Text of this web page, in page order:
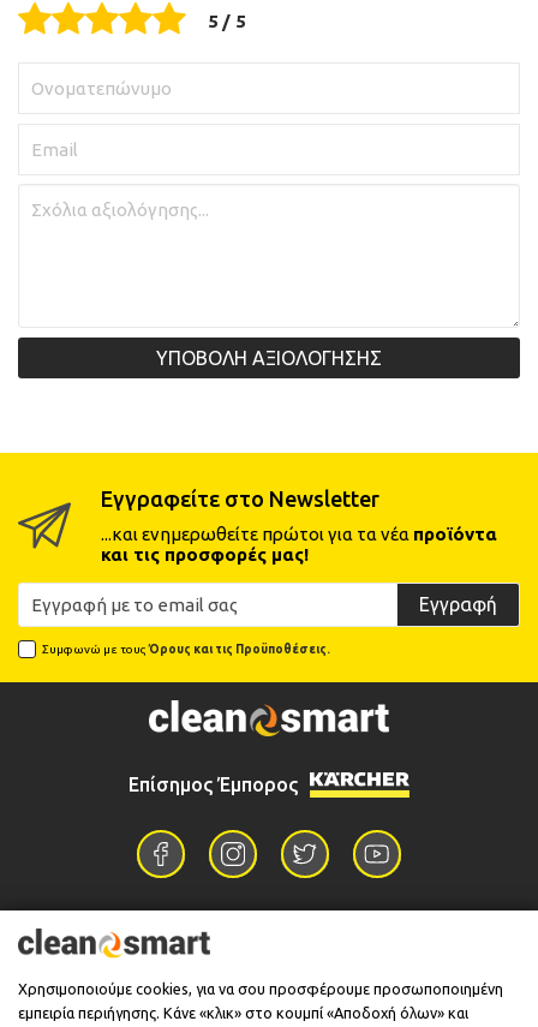
ΥΠΟΒΟΛΗ ΑΞΙΟΛΟΓΗΣΗΣ
Εγγραφείτε στο Newsletter
...και ενημερωθείτε πρώτοι για τα νέα προϊόντα
και τις προσφορές μας!
Εγγραφή
Συμφωνώ με τουςΌρους και τις Προϋποθέσεις.
Επίσημος Έμπορος
Επικοινωνία
Χρησιμοποιούμε cookies, για να σου προσφέρουμε προσωποποιημένη
εμπειρία περιήγησης. Κάνε «κλικ» στο κουμπί «Αποδοχή όλων» και